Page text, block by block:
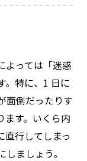
よっては「迷惑
。特に、1 日に
面倒だったりす
ます。いくら内
直行してしまっ
ましょう。